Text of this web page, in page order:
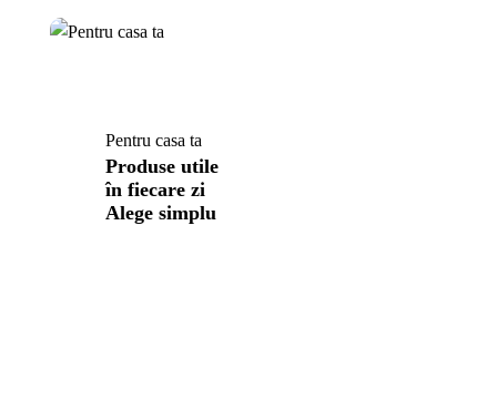
Pentru casa ta
Produse utile
în fiecare zi
Alege simplu